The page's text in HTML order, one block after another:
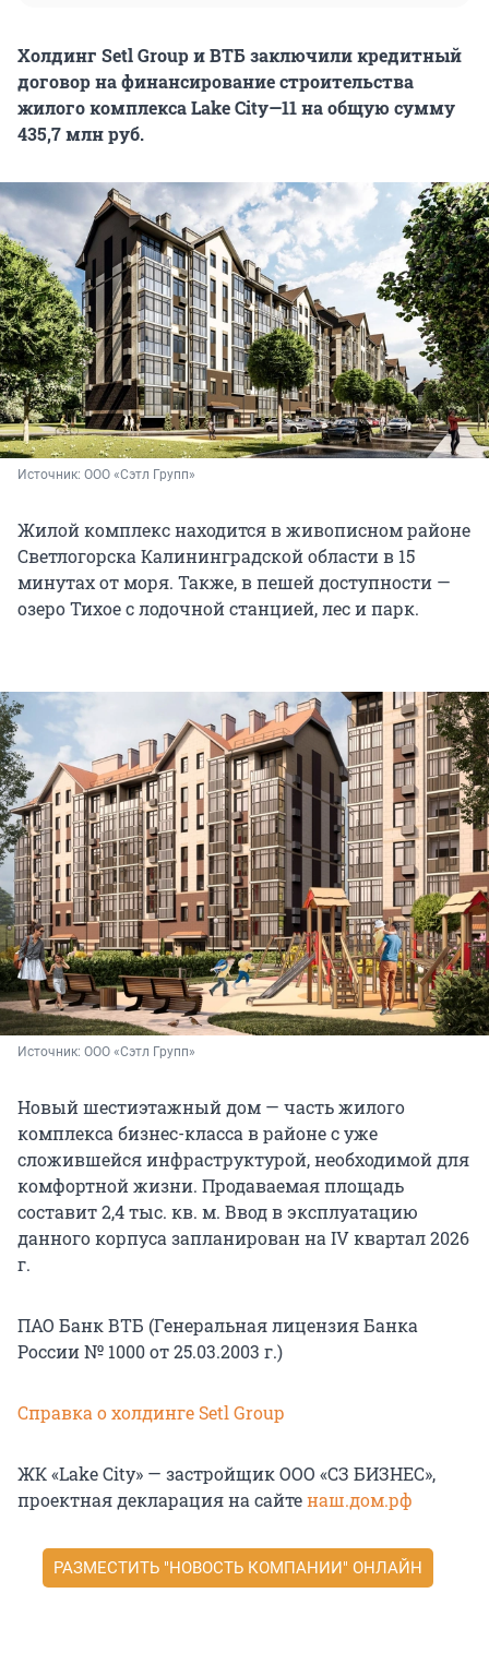
Холдинг Setl Group и ВТБ заключили кредитный
договор на финансирование строительства
жилого комплексаLakeCity—11 на общую сумму
435,7 млн руб.
Источник: ООО «Сэтл Групп»
Жилой комплекс находится в живописном районе
Светлогорска Калининградской области в 15
минутах от моря. Также, в пешей доступности —
озеро Тихое с лодочной станцией, лес и парк.
Источник: ООО «Сэтл Групп»
Новый шестиэтажный дом — часть жилого
комплекса бизнес-класса в районе с уже
сложившейся инфраструктурой, необходимой для
комфортной жизни. Продаваемая площадь
составит 2,4 тыс. кв. м. Ввод в эксплуатацию
данного корпуса запланирован на IV квартал 2026
г.
ПАО Банк ВТБ (Генеральная лицензия Банка
России № 1000 от 25.03.2003 г.)
Справка о холдинге Setl Group
ЖК «Lake City» — застройщик ООО «СЗ БИЗНЕС»,
проектная декларация на сайтенаш.дом.рф
РАЗМЕСТИТЬ "НОВОСТЬ КОМПАНИИ" ОНЛАЙН